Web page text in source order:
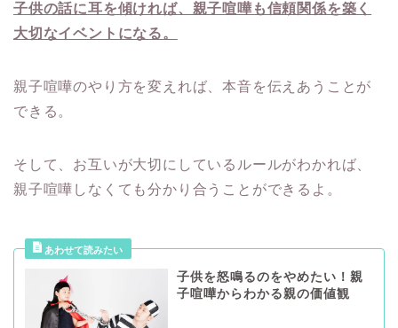
子供の話に耳を傾ければ、親子喧嘩も信頼関係を築く
大切なイベントになる。
親子喧嘩のやり方を変えれば、本音を伝えあうことが
できる。
そして、お互いが大切にしているルールがわかれば、
親子喧嘩しなくても分かり合うことができるよ。
子供を怒鳴るのをやめたい！親
子喧嘩からわかる親の価値観